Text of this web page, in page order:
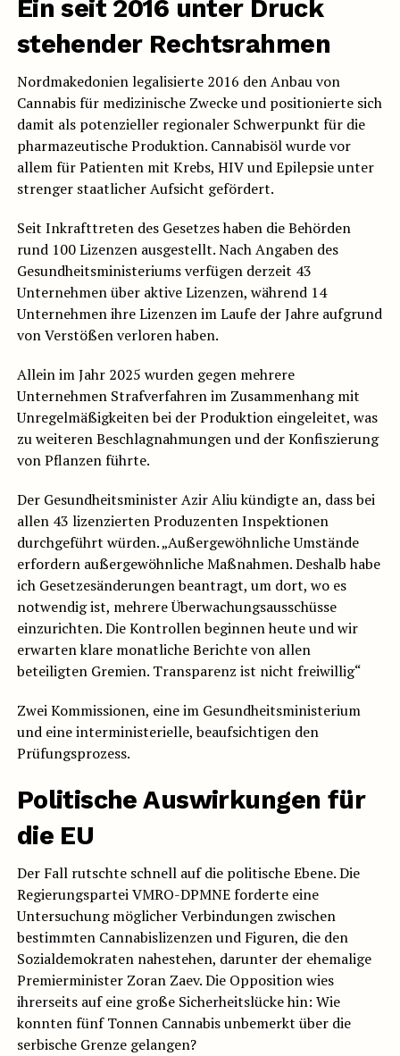
Ein seit 2016 unter Druck
stehender Rechtsrahmen
Nordmakedonien legalisierte 2016 den Anbau von
Cannabis für medizinische Zwecke und positionierte sich
damit als potenzieller regionaler Schwerpunkt für die
pharmazeutische Produktion. Cannabisöl wurde vor
allem für Patienten mit Krebs, HIV und Epilepsie unter
strenger staatlicher Aufsicht gefördert.
Seit Inkrafttreten des Gesetzes haben die Behörden
rund 100 Lizenzen ausgestellt. Nach Angaben des
Gesundheitsministeriums verfügen derzeit 43
Unternehmen über aktive Lizenzen, während 14
Unternehmen ihre Lizenzen im Laufe der Jahre aufgrund
von Verstößen verloren haben.
Allein im Jahr 2025 wurden gegen mehrere
Unternehmen Strafverfahren im Zusammenhang mit
Unregelmäßigkeiten bei der Produktion eingeleitet, was
zu weiteren Beschlagnahmungen und der Konfiszierung
von Pflanzen führte.
Der Gesundheitsminister Azir Aliu kündigte an, dass bei
allen 43 lizenzierten Produzenten Inspektionen
durchgeführt würden. „Außergewöhnliche Umstände
erfordern außergewöhnliche Maßnahmen. Deshalb habe
ich Gesetzesänderungen beantragt, um dort, wo es
notwendig ist, mehrere Überwachungsausschüsse
einzurichten. Die Kontrollen beginnen heute und wir
erwarten klare monatliche Berichte von allen
beteiligten Gremien. Transparenz ist nicht freiwillig“
Zwei Kommissionen, eine im Gesundheitsministerium
und eine interministerielle, beaufsichtigen den
Prüfungsprozess.
Politische Auswirkungen für
die EU
Der Fall rutschte schnell auf die politische Ebene. Die
Regierungspartei VMRO-DPMNE forderte eine
Untersuchung möglicher Verbindungen zwischen
bestimmten Cannabislizenzen und Figuren, die den
Sozialdemokraten nahestehen, darunter der ehemalige
Premierminister Zoran Zaev. Die Opposition wies
ihrerseits auf eine große Sicherheitslücke hin: Wie
konnten fünf Tonnen Cannabis unbemerkt über die
serbische Grenze gelangen?